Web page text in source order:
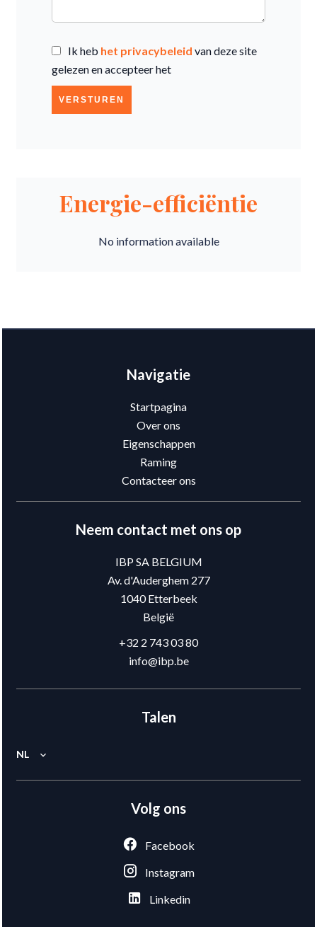
Ik heb het privacybeleid van deze site
gelezen en accepteer het
VERSTUREN
Energie-efficiëntie
No information available
Navigatie
Startpagina
Over ons
Eigenschappen
Raming
Contacteer ons
Neem contact met ons op
IBP SA BELGIUM
Av. d'Auderghem 277
1040Etterbeek
België
+32 2 743 03 80
info@ibp.be
Talen
NL
Volg ons
Facebook
Instagram
Linkedin